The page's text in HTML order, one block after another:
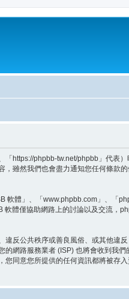
https://phpbb-tw.net/phpbb」代
雖然我們也會盡力通知您任何條
體」、「www.phpbb.com」、「
軟體僅協助網路上的討論以及交流，
反公共秩序或善良風俗、或其他
網路服務業者 (ISP) 也將會收到我
同意您所提供的任何資訊都將被